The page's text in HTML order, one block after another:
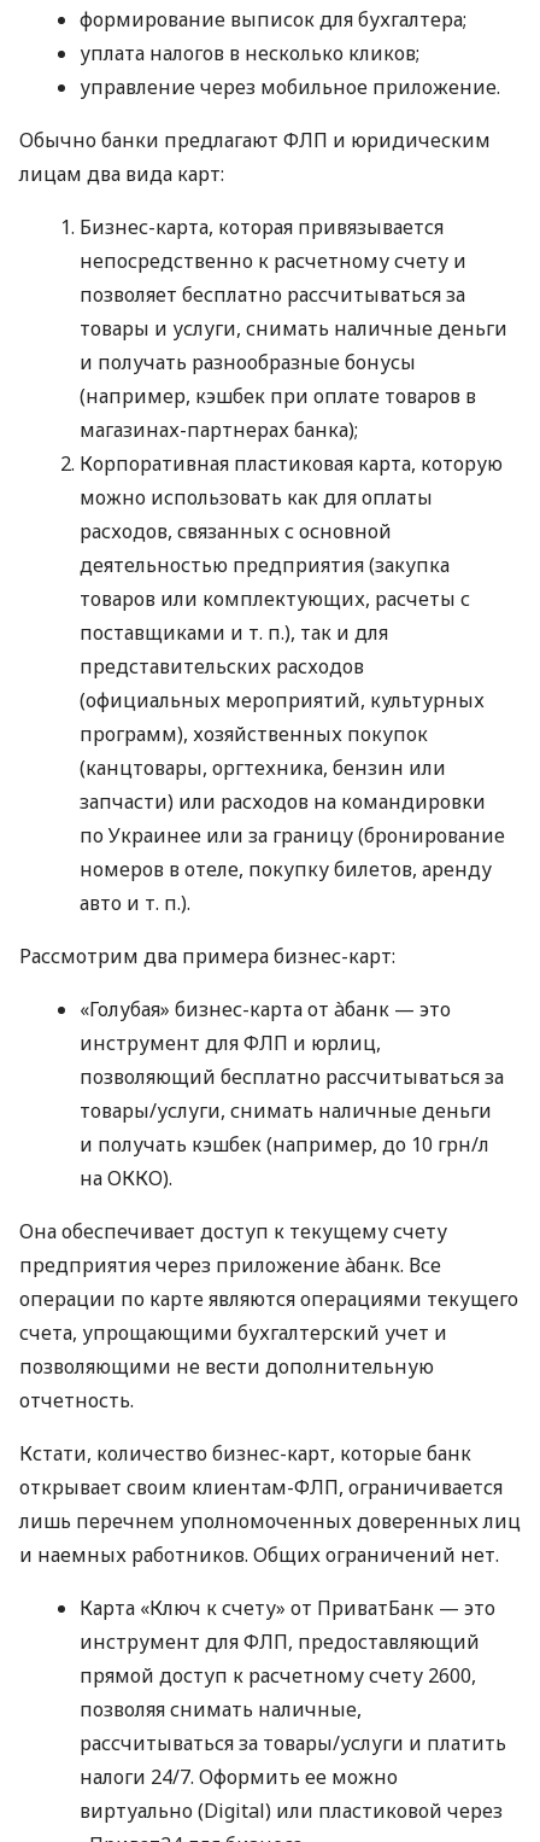
формирование выписок для бухгалтера;
уплата налогов в несколько кликов;
управление через мобильное приложение.
Обычно банки предлагают ФЛП и юридическим
лицам два вида карт:
Бизнес-карта, которая привязывается
непосредственно к расчетному счету и
позволяет бесплатно рассчитываться за
товары и услуги, снимать наличные деньги
и получать разнообразные бонусы
(например, кэшбек при оплате товаров в
магазинах-партнерах банка);
Корпоративная пластиковая карта, которую
можно использовать как для оплаты
расходов, связанных с основной
деятельностью предприятия (закупка
товаров или комплектующих, расчеты с
поставщиками и т. п.), так и для
представительских расходов
(официальных мероприятий, культурных
программ), хозяйственных покупок
(канцтовары, оргтехника, бензин или
запчасти) или расходов на командировки
по Украинее или за границу (бронирование
номеров в отеле, покупку билетов, аренду
авто и т. п.).
Рассмотрим два примера бизнес-карт:
«Голубая» бизнес-карта от àбанк — это
инструмент для ФЛП и юрлиц,
позволяющий бесплатно рассчитываться за
товары/услуги, снимать наличные деньги
и получать кэшбек (например, до 10 грн/л
на ОККО).
Она обеспечивает доступ к текущему счету
предприятия через приложение àбанк. Все
операции по карте являются операциями текущего
счета, упрощающими бухгалтерский учет и
позволяющими не вести дополнительную
отчетность.
Кстати, количество бизнес-карт, которые банк
открывает своим клиентам-ФЛП, ограничивается
лишь перечнем уполномоченных доверенных лиц
и наемных работников. Общих ограничений нет.
Карта «Ключ к счету» от ПриватБанк — это
инструмент для ФЛП, предоставляющий
прямой доступ к расчетному счету 2600,
позволяя снимать наличные,
рассчитываться за товары/услуги и платить
налоги 24/7. Оформить ее можно
виртуально (Digital) или пластиковой через